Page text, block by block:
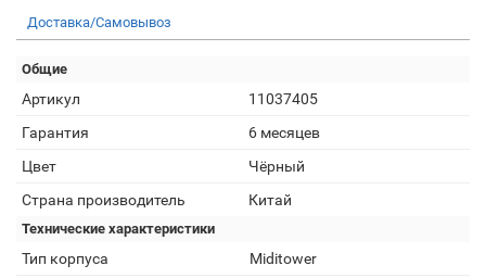
Доставка/Самовывоз
Общие
Артикул
11037405
Гарантия
6 месяцев
Цвет
Чёрный
Страна производитель
Китай
Технические характеристики
Тип корпуса
Miditower